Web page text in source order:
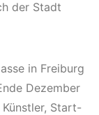
der Stadt
in Freiburg
Dezember
Start-